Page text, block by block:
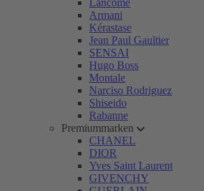
Lancôme
Armani
Kérastase
Jean Paul Gaultier
SENSAI
Hugo Boss
Montale
Narciso Rodriguez
Shiseido
Rabanne
Premiummarken
CHANEL
DIOR
Yves Saint Laurent
GIVENCHY